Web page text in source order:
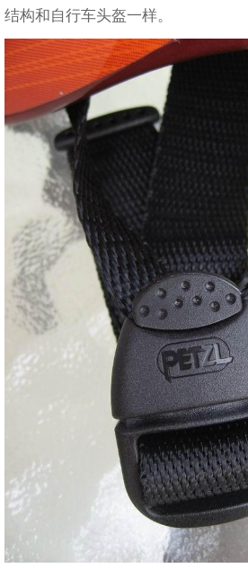
结构和自行车头盔一样。